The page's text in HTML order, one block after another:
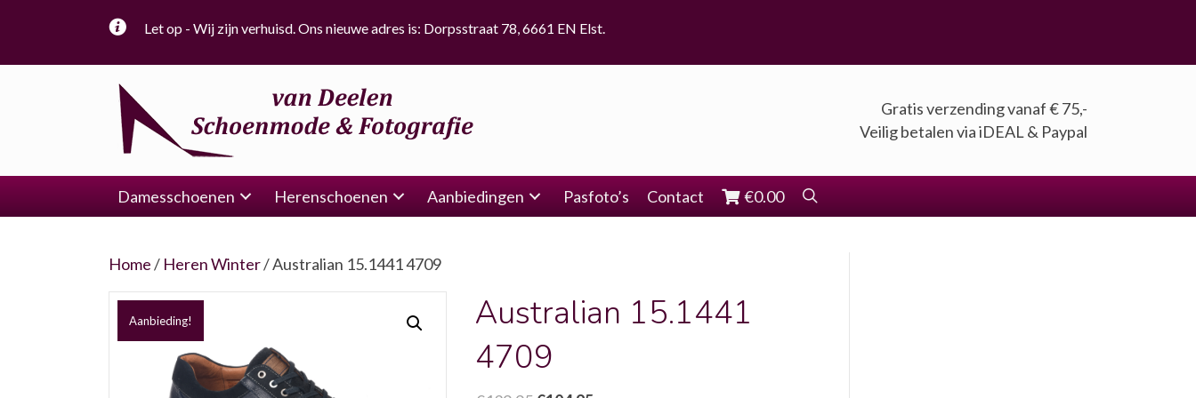
Let op - Wij zijn verhuisd. Ons nieuwe adres is: Dorpsstraat 78, 6661 EN Elst.
Gratis verzending vanaf € 75,-
Veilig betalen via iDEAL & Paypal
Damesschoenen Herenschoenen Aanbiedingen Pasfoto’s Contact €0.00
Home/ Heren Winter/ Australian 15.1441 4709
Aanbieding!
Australian 15.1441
4709